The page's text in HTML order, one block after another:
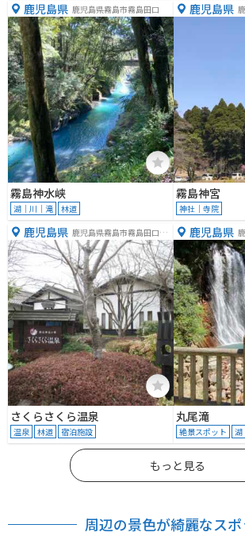
鹿児島県 鹿児島県霧島市霧島田口
霧島神水峡
湖｜川｜滝 林道
鹿児島県
霧島神宮
神社｜寺院
鹿児島県 鹿児島県霧島市霧島田口２
３２４−７
さくらさくら温泉
温泉 林道 宿泊施設
鹿児島県
穂
丸尾滝
絶景スポット 湖
もっと見る
周辺の景色が綺麗なスポ